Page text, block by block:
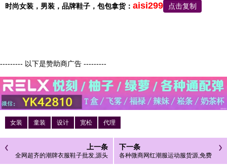
时尚女装， 男装，品牌鞋子，包包拿货： aisi299 点击复制
--------- 以下是赞助商广告 ---------
女装 童装 设计 宽松 代理
上一条
全网超齐的潮牌衣服鞋子批发,源头
货源,样式齐全
下一条
各种微商网红潮服运动服货源,免费
代理